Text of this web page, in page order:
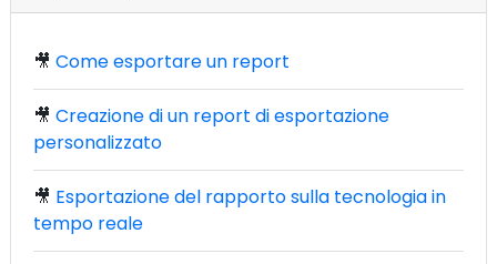
🎥 Come esportare un report
🎥 Creazione di un report di esportazione
personalizzato
🎥 Esportazione del rapporto sulla tecnologia in
tempo reale